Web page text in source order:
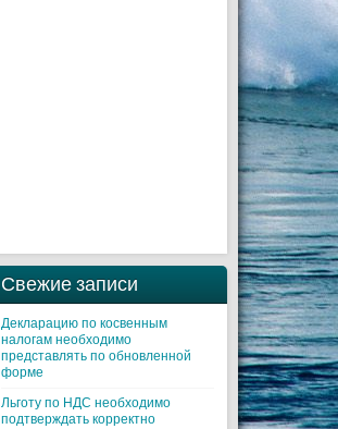
Свежие записи
Декларацию по косвенным
налогам необходимо
представлять по обновленной
форме
Льготу по НДС необходимо
подтверждать корректно